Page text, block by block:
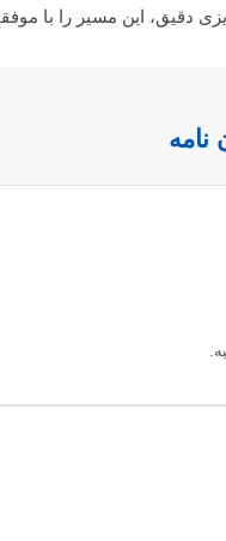
دقیق، این مسیر را با
نامه